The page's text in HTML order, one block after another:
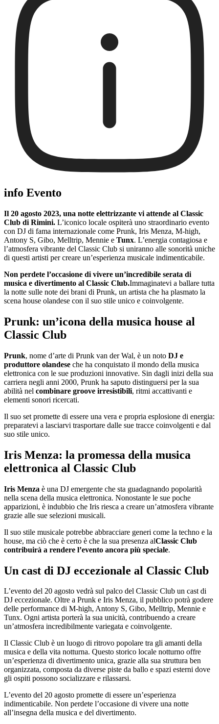
info Evento
Il 20 agosto 2023, una notte elettrizzante vi attende al Classic
Club di Rimini. L’iconico locale ospiterà uno straordinario evento
con DJ di fama internazionale come Prunk, Iris Menza, M-high,
Antony S, Gibo, Melltrip, Mennie e Tunx. L’energia contagiosa e
l’atmosfera vibrante del Classic Club si uniranno alle sonorità uniche
di questi artisti per creare un’esperienza musicale indimenticabile.
Non perdete l’occasione di vivere un’incredibile serata di
musica e divertimento al Classic Club.Immaginatevi a ballare tutta
la notte sulle note dei brani di Prunk, un artista che ha plasmato la
scena house olandese con il suo stile unico e coinvolgente.
Prunk: un’icona della musica house al
Classic Club
Prunk, nome d’arte di Prunk van der Wal, è un noto DJ e
produttore olandese che ha conquistato il mondo della musica
elettronica con le sue produzioni innovative. Sin dagli inizi della sua
carriera negli anni 2000, Prunk ha saputo distinguersi per la sua
abilità nel combinare groove irresistibili, ritmi accattivanti e
elementi sonori ricercati.
Il suo set promette di essere una vera e propria esplosione di energia:
preparatevi a lasciarvi trasportare dalle sue tracce coinvolgenti e dal
suo stile unico.
Iris Menza: la promessa della musica
elettronica al Classic Club
Iris Menza è una DJ emergente che sta guadagnando popolarità
nella scena della musica elettronica. Nonostante le sue poche
apparizioni, è indubbio che Iris riesca a creare un’atmosfera vibrante
grazie alle sue selezioni musicali.
Il suo stile musicale potrebbe abbracciare generi come la techno e la
house, ma ciò che è certo è che la sua presenza alClassic Club
contribuirà a rendere l’evento ancora più speciale.
Un cast di DJ eccezionale al Classic Club
L’evento del 20 agosto vedrà sul palco del Classic Club un cast di
DJ eccezionale. Oltre a Prunk e Iris Menza, il pubblico potrà godere
delle performance di M-high, Antony S, Gibo, Melltrip, Mennie e
Tunx. Ogni artista porterà la sua unicità, contribuendo a creare
un’atmosfera incredibilmente variegata e coinvolgente.
Il Classic Club è un luogo di ritrovo popolare tra gli amanti della
musica e della vita notturna. Questo storico locale notturno offre
un’esperienza di divertimento unica, grazie alla sua struttura ben
organizzata, composta da diverse piste da ballo e spazi esterni dove
gli ospiti possono socializzare e rilassarsi.
L’evento del 20 agosto promette di essere un’esperienza
indimenticabile. Non perdete l’occasione di vivere una notte
all’insegna della musica e del divertimento.